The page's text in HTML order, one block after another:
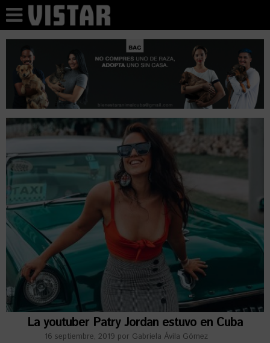
La youtuber Patry Jordan estuvo en Cuba
16 septiembre, 2019 por Gabriela Ávila Gómez